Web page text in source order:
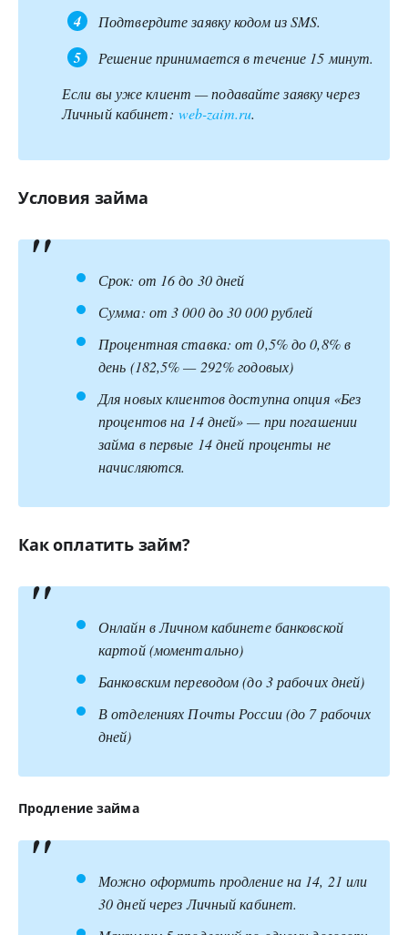
Подтвердите заявку кодом из SMS.
Решение принимается в течение 15 минут.
Если вы уже клиент — подавайте заявку через
Личный кабинет: web-zaim.ru.
Условия займа
Срок: от 16 до 30 дней
Сумма: от 3 000 до 30 000 рублей
Процентная ставка: от 0,5% до 0,8% в
день (182,5% — 292% годовых)
Для новых клиентов доступна опция «Без
процентов на 14 дней» — при погашении
займа в первые 14 дней проценты не
начисляются.
Как оплатить займ?
Онлайн в Личном кабинете банковской
картой (моментально)
Банковским переводом (до 3 рабочих дней)
В отделениях Почты России (до 7 рабочих
дней)
Продление займа
Можно оформить продление на 14, 21 или
30 дней через Личный кабинет.